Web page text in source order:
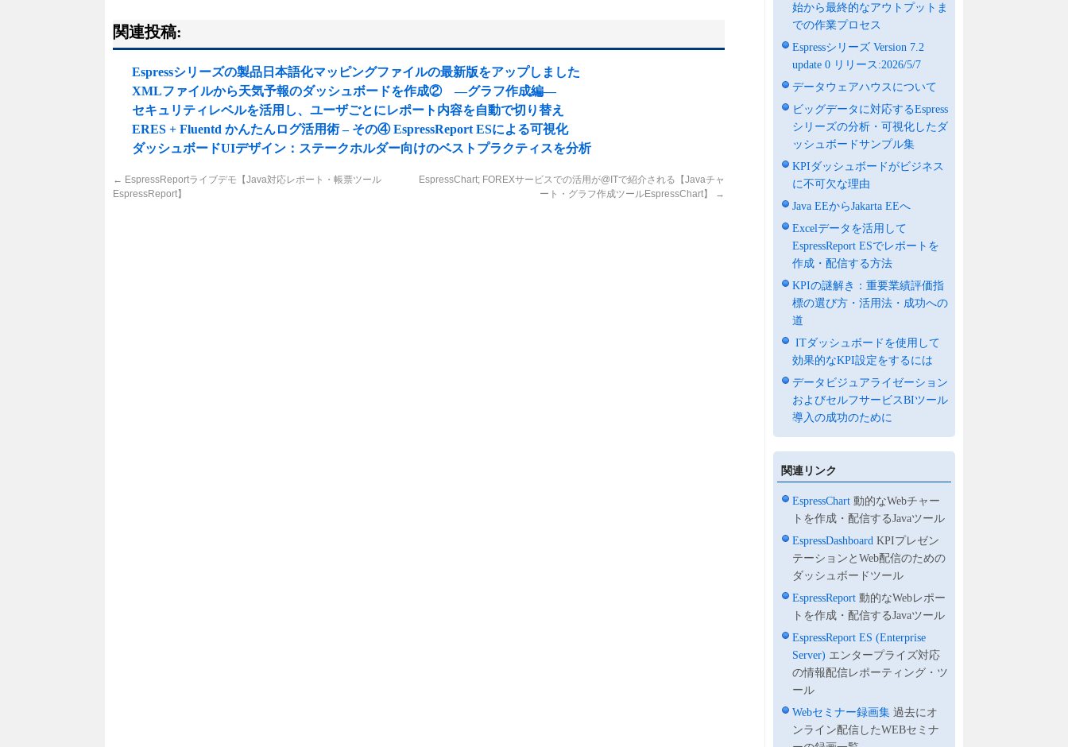
関連投稿:
Espressシリーズの製品日本語化マッピングファイルの最新版をアップしました
XMLファイルから天気予報のダッシュボードを作成② ―グラフ作成編―
セキュリティレベルを活用し、ユーザごとにレポート内容を自動で切り替え
ERES + Fluentd かんたんログ活用術 – その④ EspressReport ESによる可視化
ダッシュボードUIデザイン：ステークホルダー向けのベストプラクティスを分析
← EspressReportライブデモ【Java対応レポート・帳票ツール
EspressReport】
EspressChart; FOREXサービスでの活用が@ITで紹介される【Javaチャ
ート・グラフ作成ツールEspressChart】
→
始から最終的なアウトプットま
での作業プロセス
Espressシリーズ Version 7.2
update 0 リリース:2026/5/7
データウェアハウスについて
ビッグデータに対応するEspress
シリーズの分析・可視化したダ
ッシュボードサンプル集
KPIダッシュボードがビジネス
に不可欠な理由
Java EEからJakarta EEへ
Excelデータを活用して
EspressReport ESでレポートを
作成・配信する方法
KPIの謎解き：重要業績評価指
標の選び方・活用法・成功への
道
ITダッシュボードを使用して
効果的なKPI設定をするには
データビジュアライゼーション
およびセルフサービスBIツール
導入の成功のために
関連リンク
EspressChart 動的なWebチャー
トを作成・配信するJavaツール
EspressDashboard KPIプレゼン
テーションとWeb配信のための
ダッシュボードツール
EspressReport 動的なWebレポー
トを作成・配信するJavaツール
EspressReport ES (Enterprise
Server) エンタープライズ対応
の情報配信レポーティング・ツ
ール
Webセミナー録画集 過去にオ
ンライン配信したWEBセミナ